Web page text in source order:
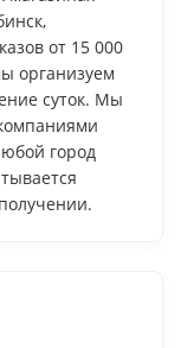
от 15 000
организуем
суток. Мы
город